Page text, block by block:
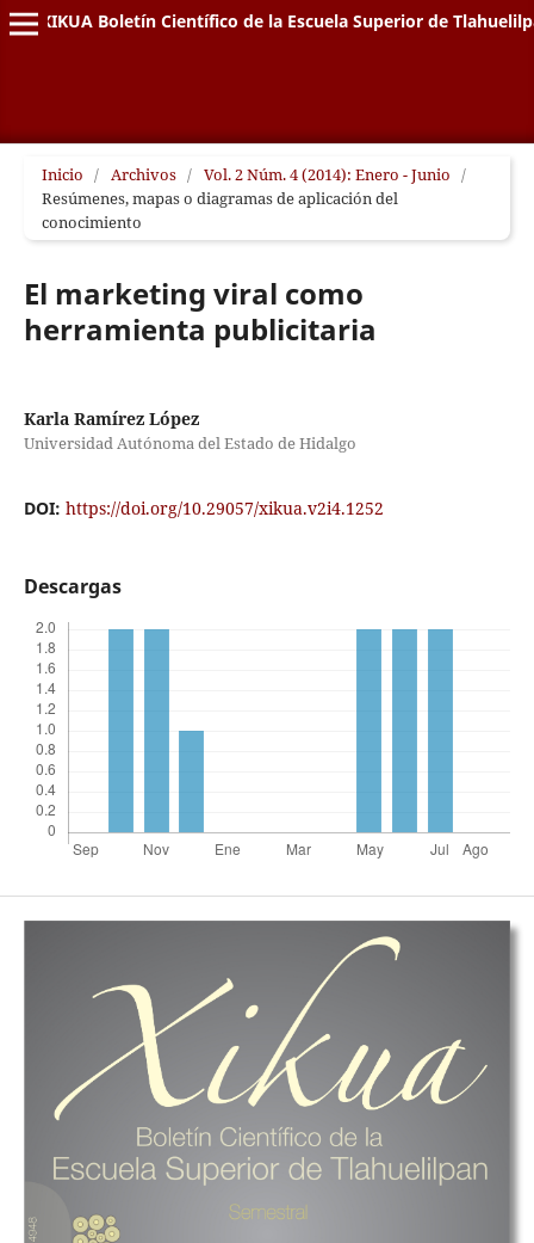
XIKUA Boletín Científico de la Escuela Superior de
Inicio / Archivos / Vol. 2 Núm. 4 (2014): Enero - Junio /
Resúmenes, mapas o diagramas de aplicación del
conocimiento
El marketing viral como
herramienta publicitaria
Karla Ramírez López
Universidad Autónoma del Estado de Hidalgo
DOI: https://doi.org/10.29057/xikua.v2i4.1252
Descargas